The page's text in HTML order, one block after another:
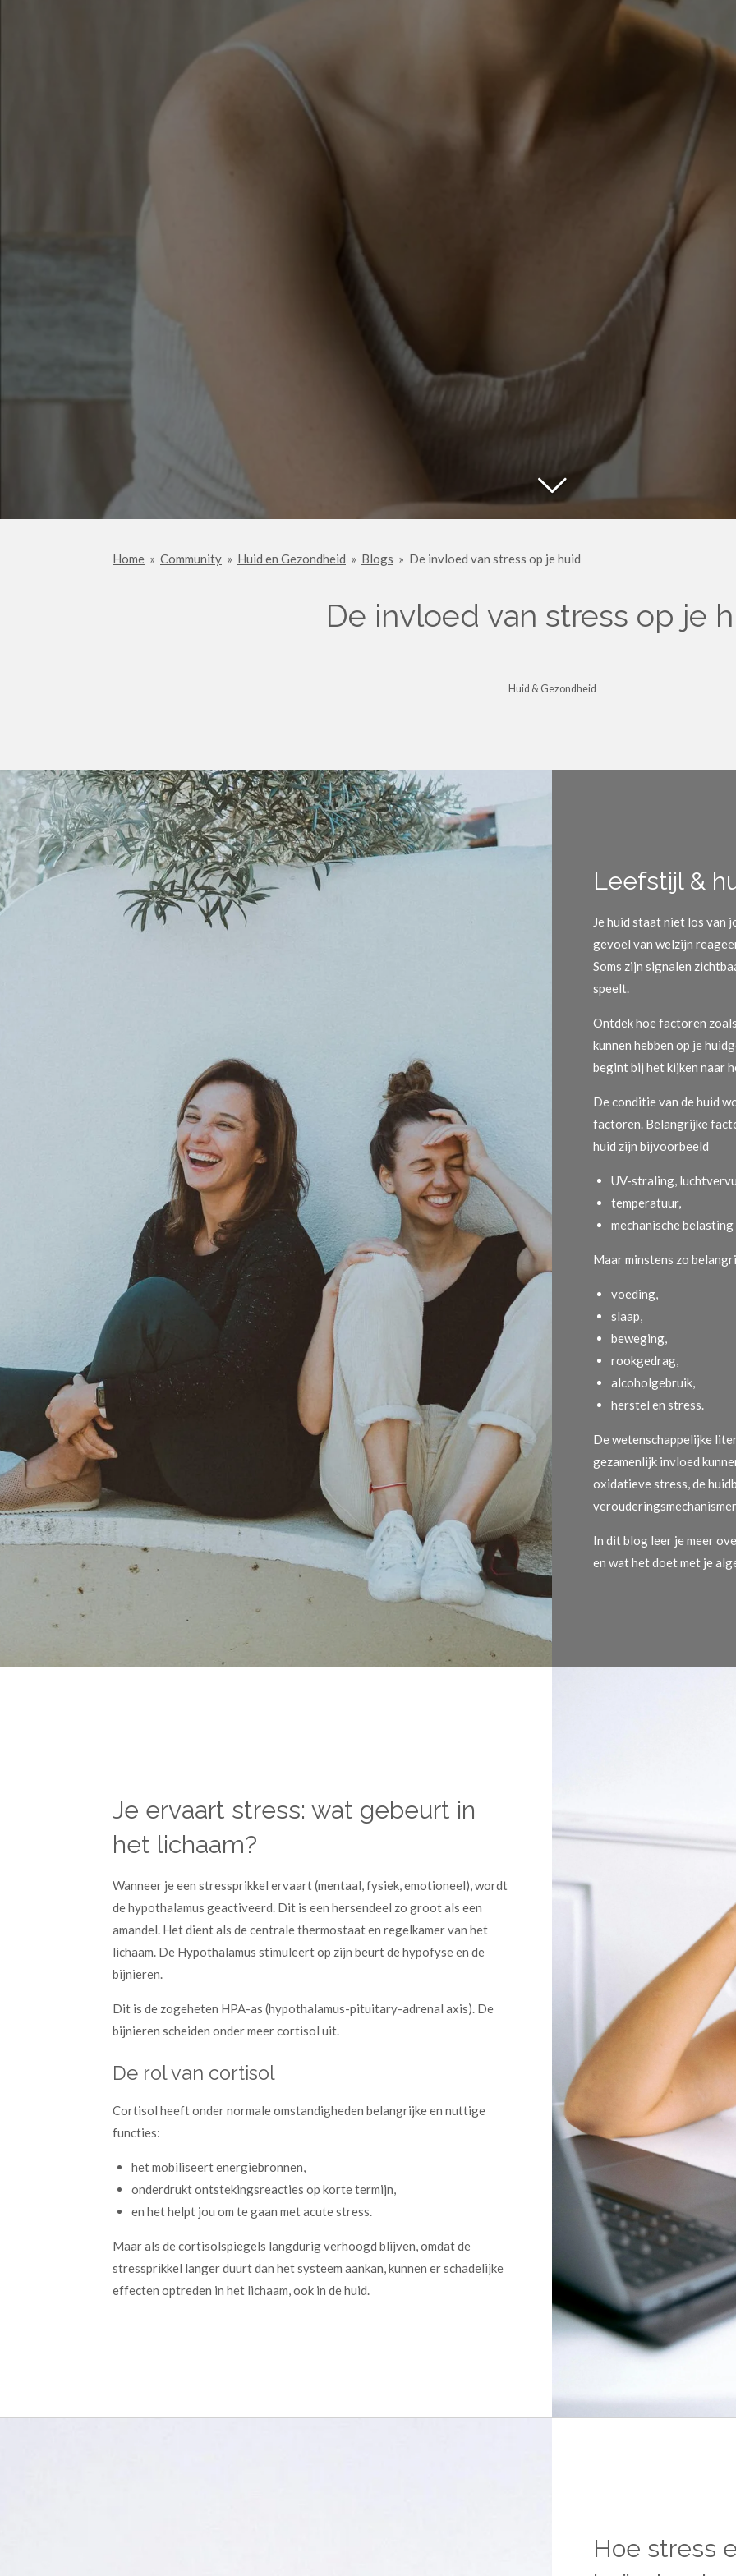
Home » Community » Huid en Gezondheid » Blogs » De invloed van stress op je huid
De invloed van stress op je
Huid & Gezondheid
Leefstijl &
Je huid staat niet los van
gevoel van welzijn
Soms zijn signalen
speelt.
Ontdek hoe factoren
kunnen hebben op je
begint bij het kijken naar
De conditie van de huid
factoren. Belangrijke
huid zijn bijvoorbeeld
UV-straling,
temperatuur,
mechanische
Maar minstens zo
voeding,
slaap,
beweging,
rookgedrag,
alcoholgebruik,
herstel en stress.
De wetenschappelijke
gezamenlijk invloed
oxidatieve stress, de
In dit blog leer je meer
en wat het doet met je
Je ervaart stress: wat gebeurt in
het lichaam?
Wanneer je een stressprikkel ervaart (mentaal, fysiek, emotioneel), wordt
de hypothalamus geactiveerd. Dit is een hersendeel zo groot als een
amandel. Het dient als de centrale thermostaat en regelkamer van het
lichaam. De Hypothalamus stimuleert op zijn beurt de hypofyse en de
bijnieren.
Dit is de zogeheten HPA-as (hypothalamus-pituitary-adrenal axis). De
bijnieren scheiden onder meer cortisol uit.
De rol van cortisol
Cortisol heeft onder normale omstandigheden belangrijke en nuttige
functies:
het mobiliseert energiebronnen,
onderdrukt ontstekingsreacties op korte termijn,
en het helpt jou om te gaan met acute stress.
Maar als de cortisolspiegels langdurig verhoogd blijven, omdat de
stressprikkel langer duurt dan het systeem aankan, kunnen er schadelijke
effecten optreden in het lichaam, ook in de huid.
Hoe stress